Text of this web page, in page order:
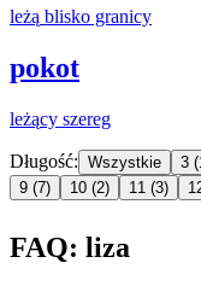
leżą blisko granicy
pokot
leżący szereg
Długość: Wszystkie 3
9 (7) 10 (2) 11 (3)
FAQ: liza